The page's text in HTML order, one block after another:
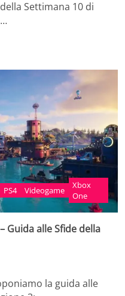
Settimana 10 di
PS4 Videogame
Xbox
One
Guida alle Sfide della
la guida alle